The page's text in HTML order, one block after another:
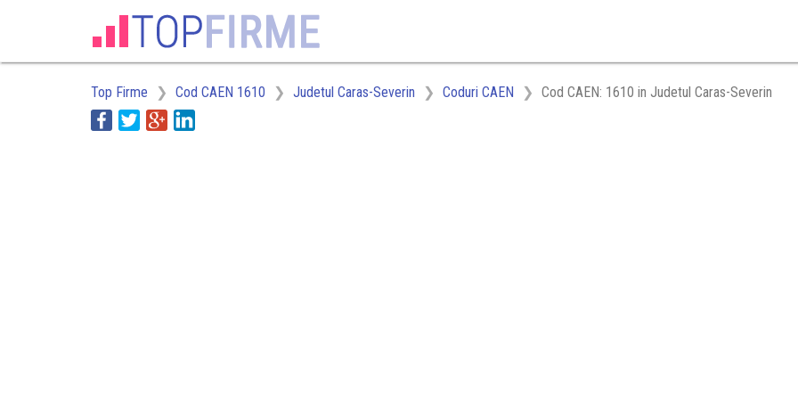
Top Firme Cod CAEN 1610 Judetul Caras-Severin Coduri CAEN Cod CAEN: 1610 in Judetul Caras-Severin